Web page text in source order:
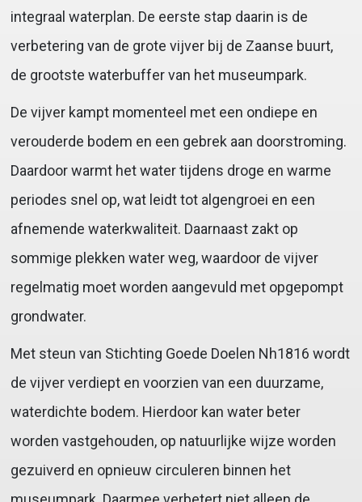
integraal waterplan. De eerste stap daarin is de
verbetering van de grote vijver bij de Zaanse buurt,
de grootste waterbuffer van het museumpark.
De vijver kampt momenteel met een ondiepe en
verouderde bodem en een gebrek aan doorstroming.
Daardoor warmt het water tijdens droge en warme
periodes snel op, wat leidt tot algengroei en een
afnemende waterkwaliteit. Daarnaast zakt op
sommige plekken water weg, waardoor de vijver
regelmatig moet worden aangevuld met opgepompt
grondwater.
Met steun van Stichting Goede Doelen Nh1816 wordt
de vijver verdiept en voorzien van een duurzame,
waterdichte bodem. Hierdoor kan water beter
worden vastgehouden, op natuurlijke wijze worden
gezuiverd en opnieuw circuleren binnen het